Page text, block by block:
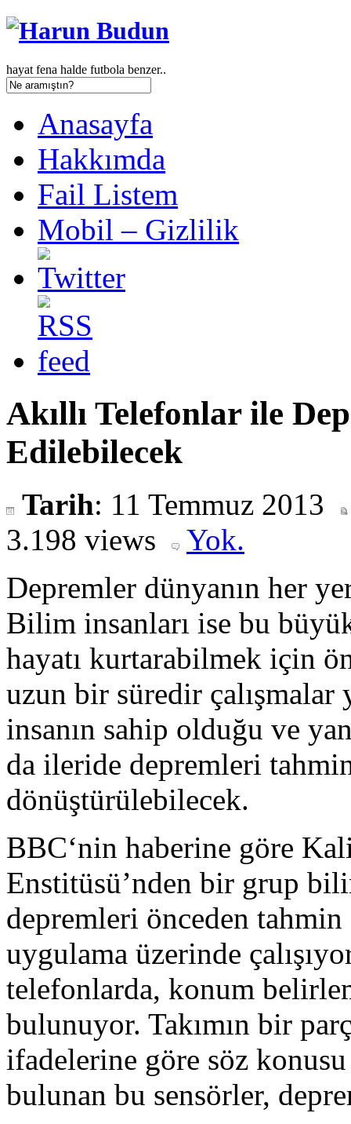
hayat fena halde futbola benzer..
Anasayfa
Hakkımda
Fail Listem
Mobil – Gizlilik
Akıllı Telefonlar ile
Edilebilecek
Tarih: 11 Temmuz 2013
3.198 views
Yok.
Depremler dünyanın her
Bilim insanları ise bu
hayatı kurtarabilmek için
uzun bir süredir
insanın sahip olduğu ve
da ileride depremleri
dönüştürülebilecek.
BBC‘nin haberine göre
Enstitüsü’nden bir grup
depremleri önceden
uygulama üzerinde
telefonlarda, konum
bulunuyor. Takımın bir
ifadelerine göre söz
bulunan bu sensörler,